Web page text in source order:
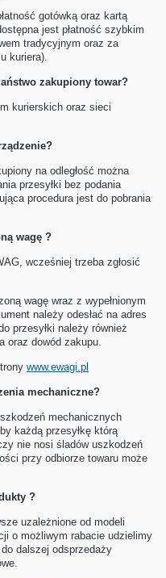
gotówką oraz kartą
jest płatność szybkim
tradycyjnym oraz za
kuriera).
zakupiony towar?
kurierskich oraz sieci
na odległość można
przesyłki bez podania
procedura jest do pobrania
wagę ?
wcześniej trzeba zgłosić
wagę wraz z wypełnionym
należy odesłać na adres
przesyłki należy również
oraz dowód zakupu.
www.ewagi.pl
mechaniczne?
mechanicznych
każdą przesyłkę którą
nie nosi śladów uszkodzeń
przy odbiorze towaru może
?
uzależnione od modeli
o możliwym rabacie udzielimy
dalszej odsprzedaży